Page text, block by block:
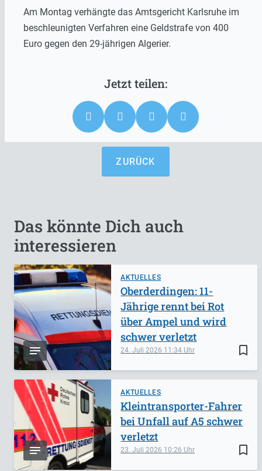
Am Montag verhängte das Amtsgericht Karlsruhe im
beschleunigten Verfahren eine Geldstrafe von 400
Euro gegen den 29-jährigen Algerier.
ZURÜCK
Das könnte Dich auch
interessieren
AKTUELLES
bookmark_border
24. Juli 2026 11:34
Oberderdingen: 11-
Jährige rennt bei Rot
über Ampel und wird
schwer verletzt
AKTUELLES
bookmark_border
23. Juli 2026 10:26
Kleintransporter-Fahrer
bei Unfall auf A5 schwer
verletzt